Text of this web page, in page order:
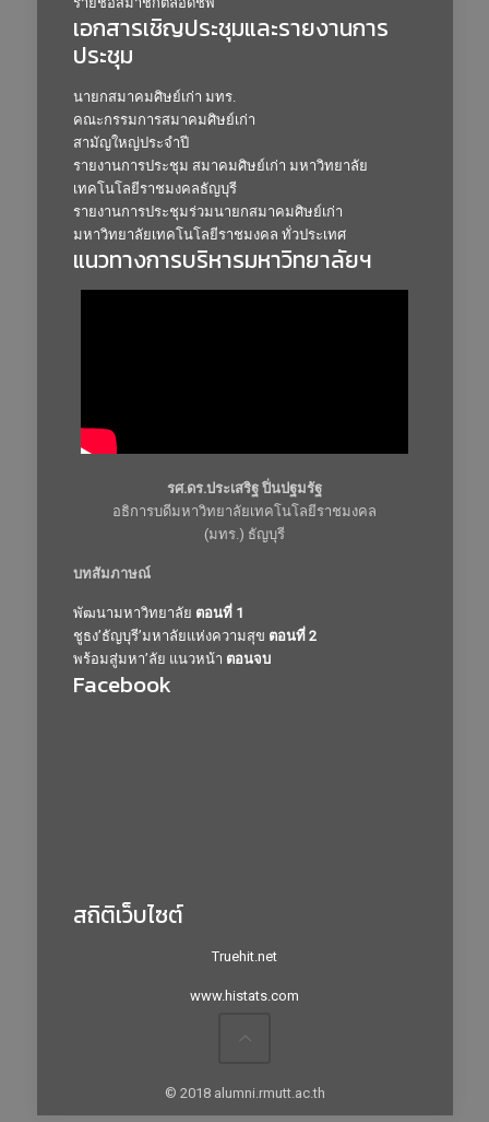
เอกสารเชิญประชุมและรายงานการ
ประชุม
นายกสมาคมศิษย์เก่า มทร.
คณะกรรมการสมาคมศิษย์เก่า
สามัญใหญ่ประจำปี
รายงานการประชุม สมาคมศิษย์เก่า มหาวิทยาลัย
เทคโนโลยีราชมงคลธัญบุรี
รายงานการประชุมร่วมนายกสมาคมศิษย์เก่า
มหาวิทยาลัยเทคโนโลยีราชมงคล ทั่วประเทศ
แนวทางการบริหารมหาวิทยาลัยฯ
รศ.ดร.ประเสริฐ ปิ่นปฐมรัฐ
อธิการบดีมหาวิทยาลัยเทคโนโลยีราชมงคล
(มทร.) ธัญบุรี
บทสัมภาษณ์
พัฒนามหาวิทยาลัย ตอนที่ 1
ชูธง’ธัญบุรี’มหาลัยแห่งความสุข ตอนที่ 2
พร้อมสู่มหา’ลัย แนวหน้า ตอนจบ
Facebook
สถิติเว็บไซต์
Truehit.net
www.histats.com
© 2018 alumni.rmutt.ac.th